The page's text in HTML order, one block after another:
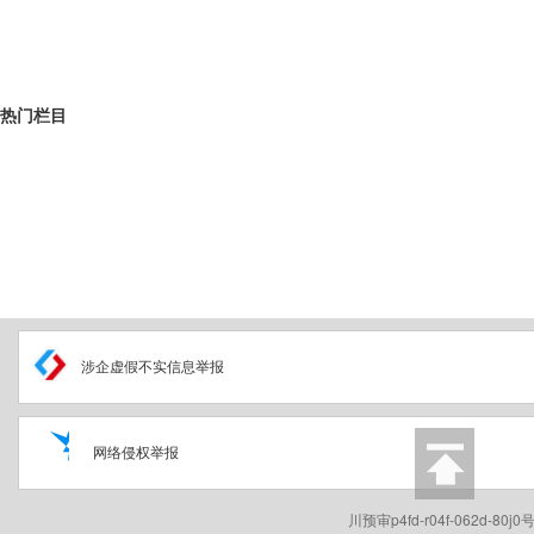
热门栏目
涉企虚假不实信息举报
网络侵权举报
川预审p4fd-r04f-062d-80j0